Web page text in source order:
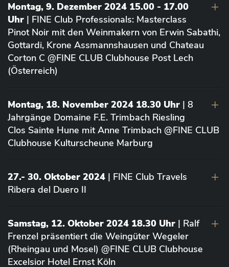
Montag, 9. Dezember 2024 15.00 - 17.00
Uhr | FINE Club Professionals: Masterclass
Pinot Noir mit den Weinmakern von Erwin Sabathi,
Gottardi, Krone Assmannshausen und Chateau
Corton C @FINE CLUB Clubhouse Post Lech
(Österreich)
Montag, 18. November 2024 18.30 Uhr | 8
Jahrgänge Domaine F.E. Trimbach Riesling
Clos Sainte Hune mit Anne Trimbach @FINE CLUB
Clubhouse Kulturscheune Marburg
27.- 30. Oktober 2024 | FINE Club Travels
Ribera del Duero II
Samstag, 12. Oktober 2024 18.30 Uhr | Ralf
Frenzel präsentiert die Weingüter Wegeler
(Rheingau und Mosel) @FINE CLUB Clubhouse
Excelsior Hotel Ernst Köln